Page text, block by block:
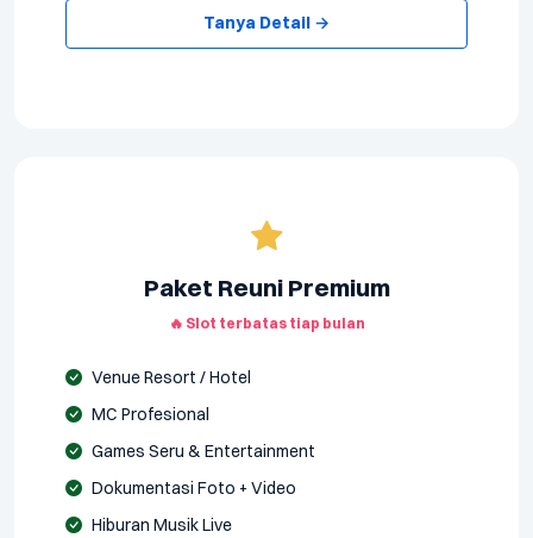
Tanya Detail →
Paket Reuni Premium
🔥 Slot terbatas tiap bulan
Venue Resort / Hotel
MC Profesional
Games Seru & Entertainment
Dokumentasi Foto + Video
Hiburan Musik Live